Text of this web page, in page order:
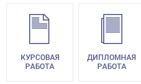
КУРСОВАЯ
РАБОТА
ДИПЛОМНАЯ
РАБОТА